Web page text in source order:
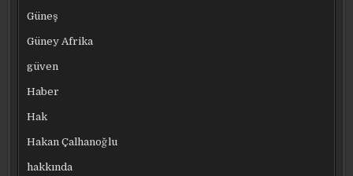
Güneş
Güney Afrika
güven
Haber
Hak
Hakan Çalhanoğlu
hakkında